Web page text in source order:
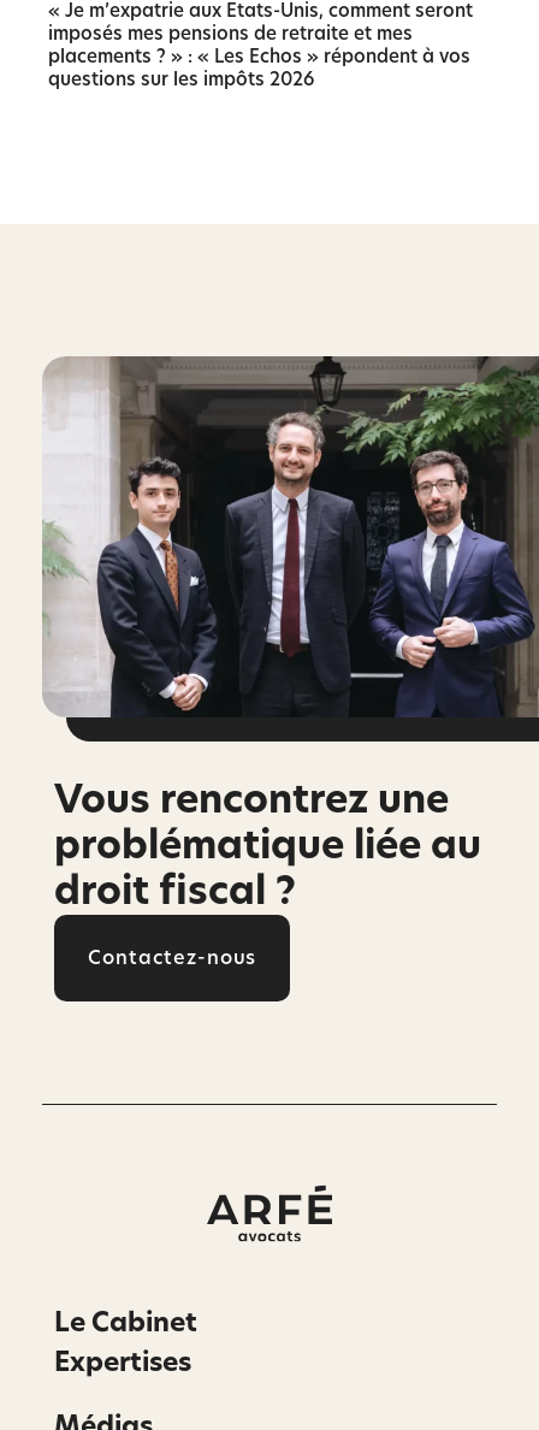
« Je m’expatrie aux Etats-Unis, comment seront
imposés mes pensions de retraite et mes
placements ? » : « Les Echos » répondent à vos
questions sur les impôts 2026
Vous rencontrez une
problématique liée au
droit fiscal ?
Contactez-nous
Le Cabinet
Expertises